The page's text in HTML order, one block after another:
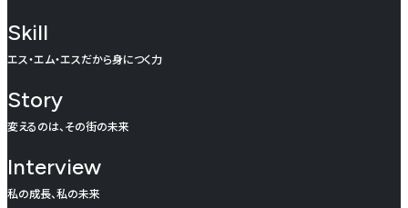
Skill
エス・エム・エスだから身につく力
Story
変えるのは、その街の未来
Interview
私の成長、私の未来